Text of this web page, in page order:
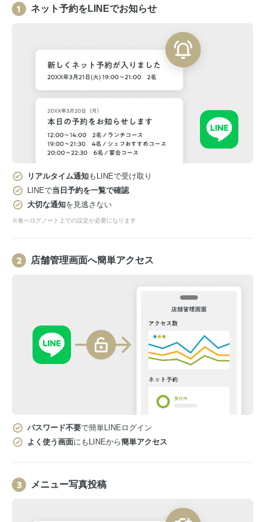
ネット予約をLINEでお知らせ
リアルタイム通知もLINEで受け取り
LINEで当日予約を一覧で確認
大切な通知を見逃さない
※食べログノート上での設定が必要になります
店舗管理画面へ簡単アクセス
パスワード不要で簡単LINEログイン
よく使う画面にもLINEから簡単アクセス
メニュー写真投稿